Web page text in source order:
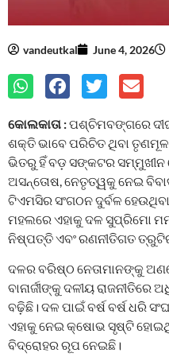
vandeutkal June 4, 2026
କୋଲକାତା :ପଶ୍ଚିମବଙ୍ଗରେ
ଶକ୍ତି ଭାବେ ପରିଚିତ ଥିବା
ଭିତରୁ ହିଁ ବଡ଼ ସଙ୍କଟର
ଅସନ୍ତୋଷ, ନେତୃତ୍ୱକୁ ନେଇ
ଟିଏମସିର ସଂଗଠନ ଦୁର୍ବଳ
ମହଲରେ ଏହାକୁ ଦଳ ସୁପ୍ରିମୋ
ନିଷ୍ପତ୍ତି ଏବଂ ରଣନୀତିଗତ
ଦଳର ବରିଷ୍ଠ ନେତାମାନଙ୍କୁ
ବାନାର୍ଜୀଙ୍କୁ ଦଳୀୟ
ବଢ଼ିଛି। ଦଳ ପାଇଁ ବର୍ଷ ବର୍ଷ ଧରି
ଏହାକୁ ନେଇ କ୍ଷୋଭ ସୃଷ୍ଟି
ବିଦ୍ରୋହର ରୂପ ନେଇଛି।